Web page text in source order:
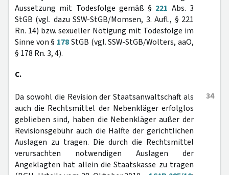
Aussetzung mit Todesfolge gemäß § 221 Abs. 3
StGB (vgl. dazu SSW-StGB/Momsen, 3. Aufl., § 221
Rn. 14) bzw. sexueller Nötigung mit Todesfolge im
Sinne von § 178StGB (vgl. SSW-StGB/Wolters, aaO,
§ 178 Rn. 3, 4).
C.
34
Da sowohl die Revision der Staatsanwaltschaft als
auch die Rechtsmittel der Nebenkläger erfolglos
geblieben sind, haben die Nebenkläger außer der
Revisionsgebühr auch die Hälfte der gerichtlichen
Auslagen zu tragen. Die durch die Rechtsmittel
verursachten notwendigen Auslagen der
Angeklagten hat allein die Staatskasse zu tragen